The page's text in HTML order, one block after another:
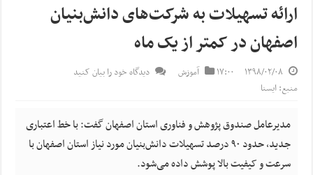
ارائه تسهیلات به شرکت‌های دانش‌بنیان
اصفهان در کمتر از یک ماه
۱۳۹۸/۰۲/۰۸ ۱۷:۰۰ آموزش
دیدگاه خود را بیان کنید
منبع: ایسنا
مدیرعامل صندوق پژوهش و فناوری استان اصفهان گفت: با خط اعتباری
جدید، حدود ۹۰ درصد تسهیلات دانش‌بنیان مورد نیاز استان اصفهان با
سرعت و کیفیت بالا پوشش داده می‌شود.